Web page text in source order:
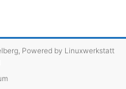
Powered by Linuxwerkstatt